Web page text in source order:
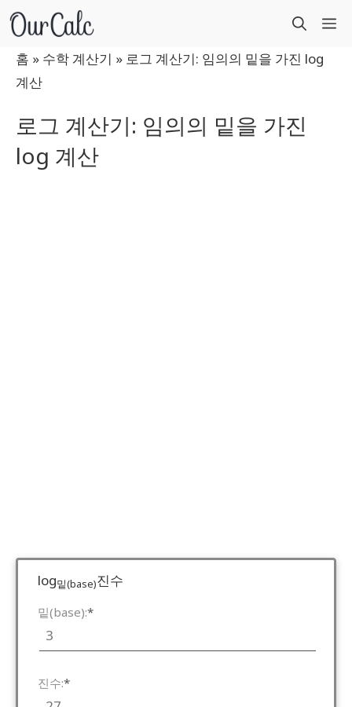
컨
텐
홈 » 수학 계산기 » 로그 계산기: 임의의 밑을 가진 log
계산
로그 계산기: 임의의 밑을 가진
log 계산
log밑(base)진수
밑(base):*
진수:*